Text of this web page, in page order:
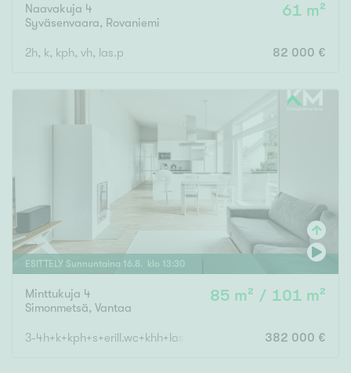
Naavakuja 4
Syväsenvaara, Rovaniemi
61 m²
2h, k, kph, vh, las.p 82 000 €
ESITTELY Sunnuntaina 16. 8 . klo 13:30
Minttukuja 4
Simonmetsä, Vantaa
85 m² / 101 m²
3-4h+k+kph+s+erill.wc+khh+lasitettu terassi+autokatos
382 000 €